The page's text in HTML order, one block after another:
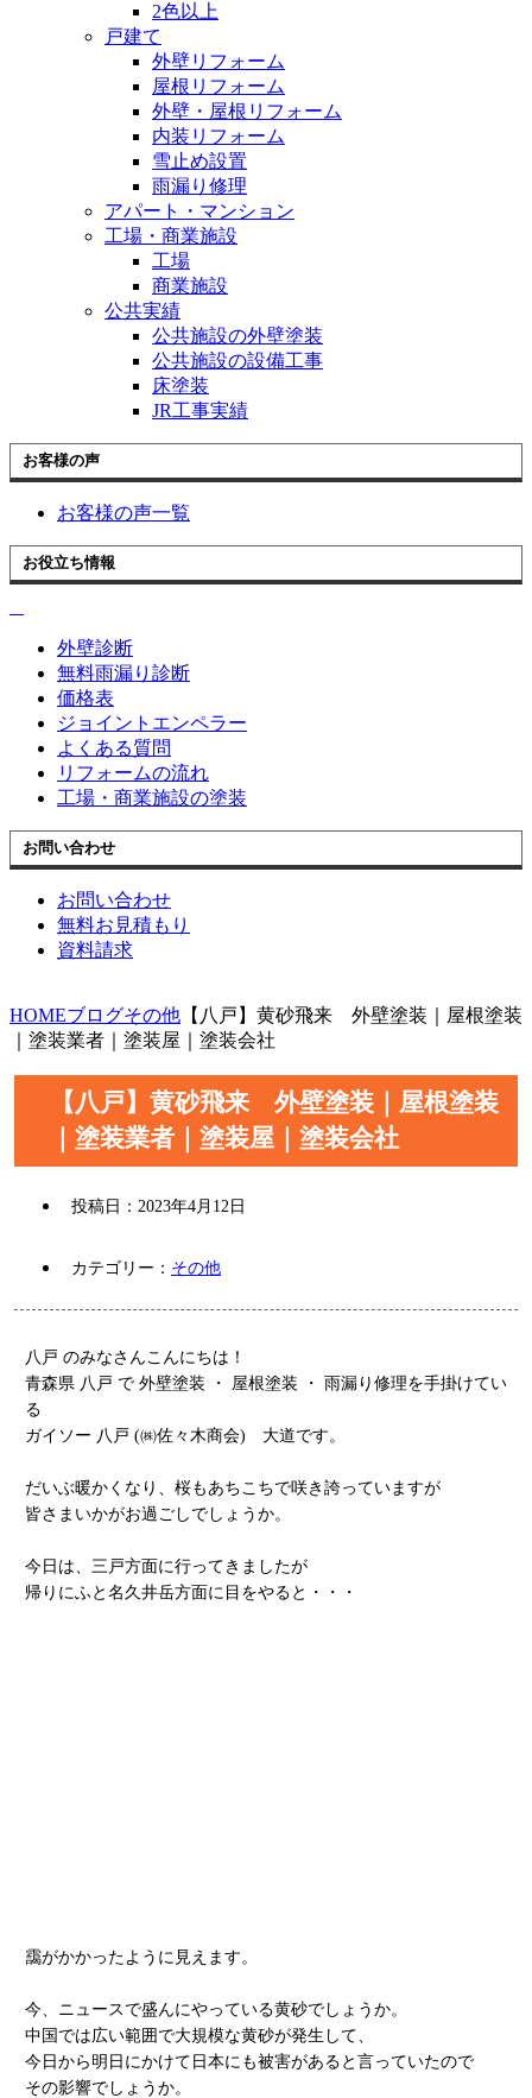
2色以上
戸建て
外壁リフォーム
屋根リフォーム
外壁・屋根リフォーム
内装リフォーム
雪止め設置
雨漏り修理
アパート・マンション
工場・商業施設
工場
商業施設
公共実績
公共施設の外壁塗装
公共施設の設備工事
床塗装
JR工事実績
お客様の声
お客様の声一覧
お役立ち情報
外壁診断
無料雨漏り診断
価格表
ジョイントエンペラー
よくある質問
リフォームの流れ
工場・商業施設の塗装
お問い合わせ
お問い合わせ
無料お見積もり
資料請求
HOMEブログその他 【八戸】黄砂飛来 外壁塗装｜屋根塗装
｜塗装業者｜塗装屋｜塗装会社
【八戸】黄砂飛来 外壁塗装｜屋根塗装
｜塗装業者｜塗装屋｜塗装会社
投稿日： 2023年4月12日
カテゴリー： その他
八戸 のみなさんこんにちは！
青森県 八戸 で 外壁塗装 ・ 屋根塗装 ・ 雨漏り修理を手掛けてい
る
ガイソー 八戸 (㈱佐々木商会) 大道です。
だいぶ暖かくなり、桜もあちこちで咲き誇っていますが
皆さまいかがお過ごしでしょうか。
今日は、三戸方面に行ってきましたが
帰りにふと名久井岳方面に目をやると・・・
靄がかかったように見えます。
今、ニュースで盛んにやっている黄砂でしょうか。
中国では広い範囲で大規模な黄砂が発生して、
今日から明日にかけて日本にも被害があると言っていたので
その影響でしょうか。